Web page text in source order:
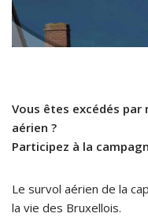
Vous êtes excédés par
aérien ?
Participez à la
Le survol aérien de la
la vie des Bruxellois.